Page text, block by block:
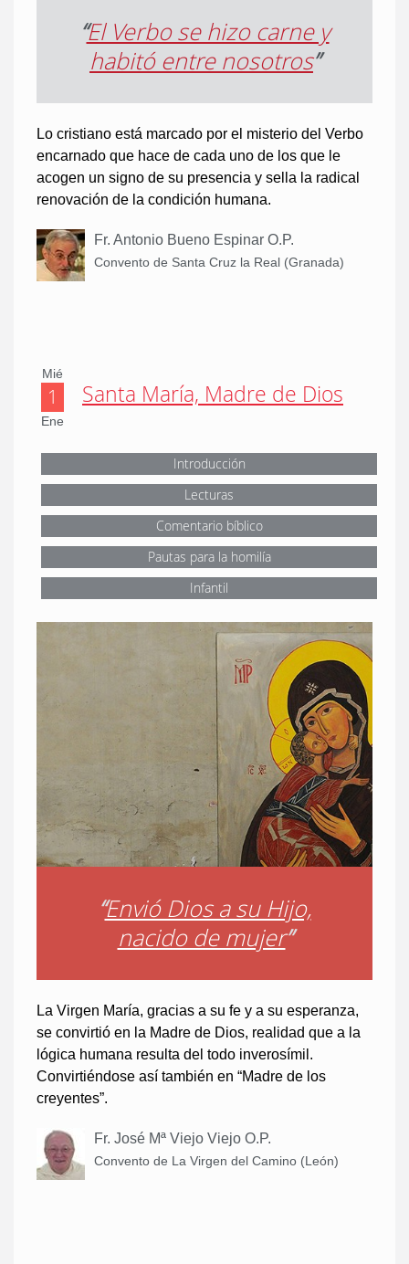
“El Verbo se hizo carne y
habitó entre nosotros”
Lo cristiano está marcado por el misterio del Verbo
encarnado que hace de cada uno de los que le
acogen un signo de su presencia y sella la radical
renovación de la condición humana.
Fr. Antonio Bueno Espinar O.P.
Convento de Santa Cruz la Real (Granada)
Mié
1
Ene
Santa María, Madre de Dios
Introducción
Lecturas
Comentario bíblico
Pautas para la homilía
Infantil
“Envió Dios a su Hijo,
nacido de mujer”
La Virgen María, gracias a su fe y a su esperanza,
se convirtió en la Madre de Dios, realidad que a la
lógica humana resulta del todo inverosímil.
Convirtiéndose así también en “Madre de los
creyentes”.
Fr. José Mª Viejo Viejo O.P.
Convento de La Virgen del Camino (León)